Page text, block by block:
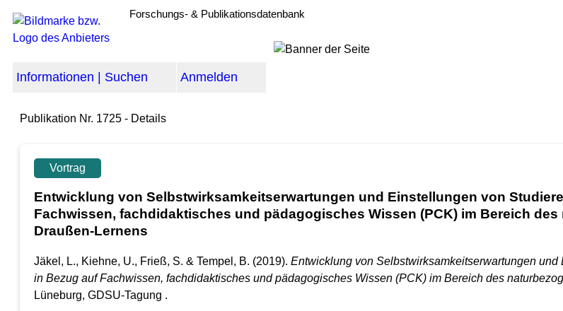
Forschungs- & Publikationsdatenbank
Informationen | Suchen Anmelden
Publikation Nr. 1725 - Details
Vortrag
Entwicklung von Selbstwirksamkeitserwartungen und Einstellungen von
Fachwissen, fachdidaktisches und pädagogisches Wissen (PCK) im Bereich des
Draußen-Lernens
Jäkel, L., Kiehne, U., Frieß, S. & Tempel, B. (2019). Entwicklung von Selbstwirksamkeitserwartungen
in Bezug auf Fachwissen, fachdidaktisches und pädagogisches Wissen (PCK) im Bereich des
Lüneburg, GDSU-Tagung .